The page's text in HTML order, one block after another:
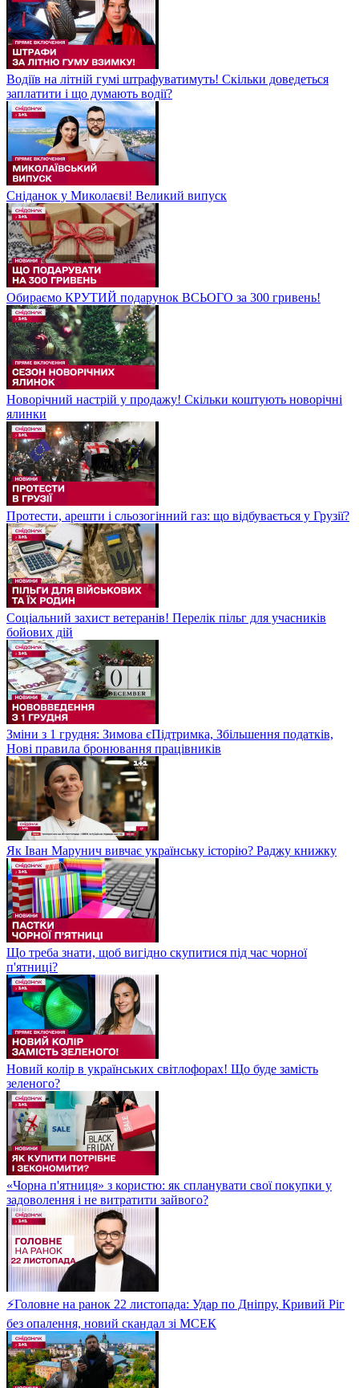
Водіїв на літній гумі штрафуватимуть! Скільки доведеться
заплатити і що думають водії?
Сніданок у Миколаєві! Великий випуск
Обираємо КРУТИЙ подарунок ВСЬОГО за 300 гривень!
Новорічний настрій у продажу! Скільки коштують новорічні
ялинки
Протести, арешти і сльозогінний газ: що відбувається у Грузії?
Соціальний захист ветеранів! Перелік пільг для учасників
бойових дій
Зміни з 1 грудня: Зимова єПідтримка, Збільшення податків,
Нові правила бронювання працівників
Як Іван Марунич вивчає українську історію? Раджу книжку
Що треба знати, щоб вигідно скупитися під час чорної
п'ятниці?
Новий колір в українських світлофорах! Що буде замість
зеленого?
«Чорна п'ятниця» з користю: як спланувати свої покупки у
задоволення і не витратити зайвого?
⚡Головне на ранок 22 листопада: Удар по Дніпру, Кривий Ріг
без опалення, новий скандал зі МСЕК